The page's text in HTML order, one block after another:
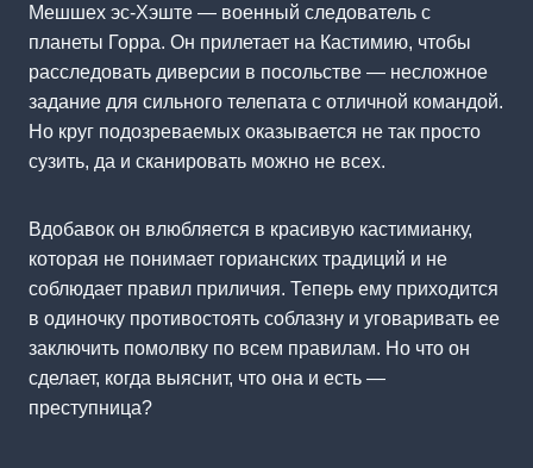
Мешшех эс-Хэште — военный следователь с
планеты Горра. Он прилетает на Кастимию, чтобы
расследовать диверсии в посольстве — несложное
задание для сильного телепата с отличной командой.
Но круг подозреваемых оказывается не так просто
сузить, да и сканировать можно не всех.
Вдобавок он влюбляется в красивую кастимианку,
которая не понимает горианских традиций и не
соблюдает правил приличия. Теперь ему приходится
в одиночку противостоять соблазну и уговаривать ее
заключить помолвку по всем правилам. Но что он
сделает, когда выяснит, что она и есть —
преступница?